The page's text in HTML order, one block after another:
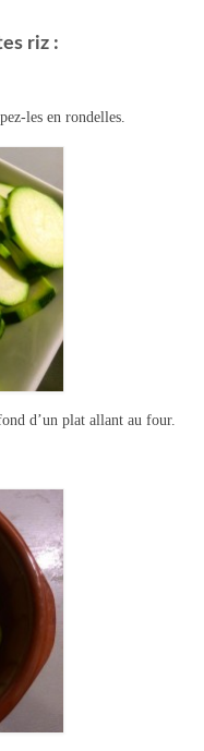
riz :
les en rondelles.
d’un plat allant au four.